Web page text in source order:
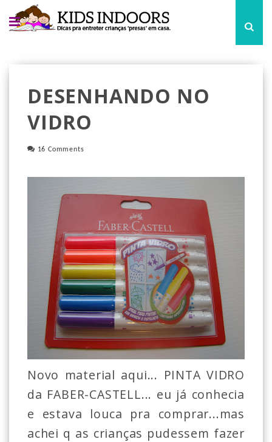
DESENHANDO NO
VIDRO
16 Comments
Novo material aqui... PINTA VIDRO
da FABER-CASTELL... eu já conhecia
e estava louca pra comprar...mas
achei q as crianças pudessem fazer